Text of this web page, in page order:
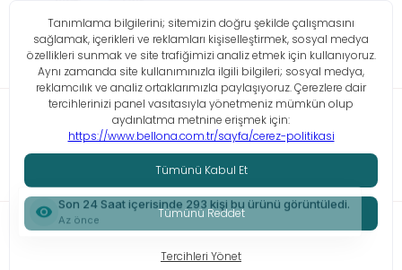
Bilgi Toplumu Hizmetleri KVKK Çerez Politikası İşlem Rehberi
© Tüm hakları saklıdır. Bellona 2026